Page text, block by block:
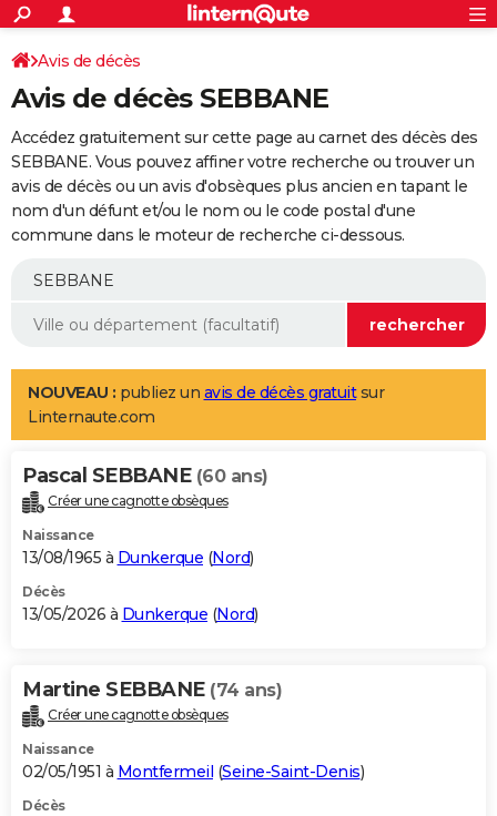
ACTUALITÉS
Politique
Société
Faits Divers
Education
Monde
Villes
+
SPORT
Coupe du monde 2026
Football
Tennis
Cyclisme
Rugby
Forum
Programme TV
TNT
Streaming
Cinéma
Sorties cinéma
Musique
+
FINANCE
Retraite
Epargne
Immobilier
Risques naturels par ville
Banque
Assurance
AUTO
Essais
Réserver un essai
Citadines
Berlines
SUV
Forum auto
+
Mobiles
Meilleur smartphone
Internet
Ordinateurs
Jeux vidéo
Guide high-tech
Aménagement intérieur
LIFESTYLE
Art de vivre
Bien-être
Loisirs
Mode
Modes de vie
Alimentation
Guide de la santé
Maladies
Médicaments
Sommeil
VOYAGE
Destinations
City break
Voyage nature
Voyage de noces
Forum
Climat
+PHOTO
GUIDES D'ACHAT
BONS PLANS
Carte de Noël
Carte Bonne année
Carte Saint-Valentin
Carte Pâques
Carte d'anniversaire
DICTIONNAIRE
Dictionnaire
Biographies
Citations
Expressions
Proverbes
PROGRAMME TV
Avis de décès
Avis de décès SEBBANE
Accédez gratuitement sur cette page au carnet des décès des
SEBBANE. Vous pouvez affiner votre recherche ou trouver un
avis de décès ou un avis d'obsèques plus ancien en tapant le
nom d'un défunt et/ou le nom ou le code postal d'une
commune dans le moteur de recherche ci-dessous.
NOUVEAU : publiez un avis de décès gratuitsur
Linternaute.com
Pascal SEBBANE (60 ans)
Créer une cagnotte obsèques
Naissance
13/08/1965 à Dunkerque (Nord)
Décès
13/05/2026 à Dunkerque (Nord)
Martine SEBBANE (74 ans)
Créer une cagnotte obsèques
Naissance
02/05/1951 à Montfermeil (Seine-Saint-Denis)
Décès